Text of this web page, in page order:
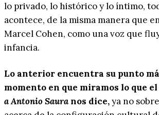
lo privado, lo histórico y lo íntimo,
acontece, de la misma manera que
Marcel Cohen, como una voz que
infancia.
Lo anterior encuentra su punto
momento en que miramos lo que
a Antonio Sauranos dice,ya no